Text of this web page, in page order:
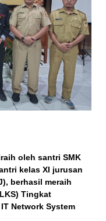
oleh santri SMK
kelas XI jurusan
berhasil meraih
Tingkat
IT Network System